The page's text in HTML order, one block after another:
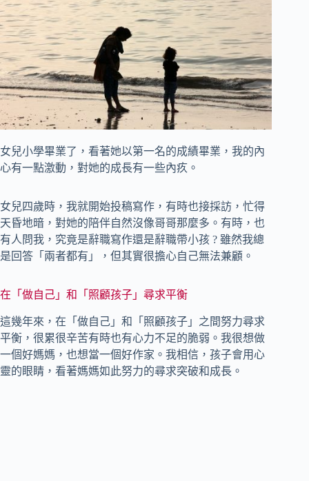
女兒小學畢業了，看著她以第一名的成績畢業，我的內
心有一點激動，對她的成長有一些內疚。
女兒四歲時，我就開始投稿寫作，有時也接採訪，忙得
天昏地暗，對她的陪伴自然沒像哥哥那麼多。有時，也
有人問我，究竟是辭職寫作還是辭職帶小孩 ? 雖然我總
是回答「兩者都有」，但其實很擔心自己無法兼顧。
在「做自己」和「照顧孩子」尋求平衡
這幾年來，在「做自己」和「照顧孩子」之間努力尋求
平衡，很累很辛苦有時也有心力不足的脆弱。我很想做
一個好媽媽，也想當一個好作家。我相信，孩子會用心
靈的眼睛，看著媽媽如此努力的尋求突破和成長。